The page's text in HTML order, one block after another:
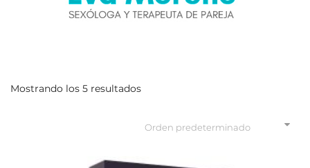
Mostrando los 5 resultados